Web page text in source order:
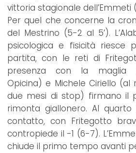
vittoria stagionale dell’Emmeti
Per quel che concerne la
del Mestrino (5-2 al 5’).
psicologica e fisicità riesce
partita, con le reti di
presenza con la maglia
Opicina) e Michele Ciriello
due mesi di stop) firmano il
rimonta giallonero. Al quarto
contatto, con Fritegotto
contropiede il -1 (6-7).
chiude il primo tempo avanti